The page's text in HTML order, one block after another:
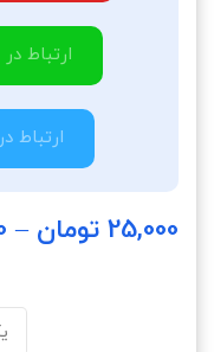
ارتباط در
ارتباط در
25,000 تومان –